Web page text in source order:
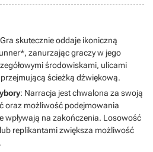
skutecznie oddaje ikoniczną
zanurzając graczy w jego
środowiskami, ulicami
ścieżką dźwiękową.
: Narracja jest chwalona za swoją
oraz możliwość podejmowania
wpływają na zakończenia. Losowość
replikantami zwiększa możliwość